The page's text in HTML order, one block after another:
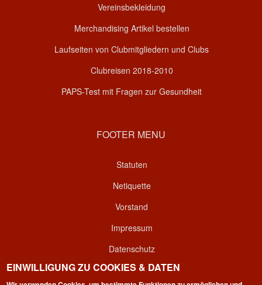
Vereinsbekleidung
Merchandising Artikel bestellen
Laufseiten von Clubmitgliedern und Clubs
Clubreisen 2018-2010
PAPS-Test mit Fragen zur Gesundheit
FOOTER MENU
Statuten
Netiquette
Vorstand
Impressum
Datenschutz
Kontakt
EINWILLIGUNG ZU COOKIES & DATEN